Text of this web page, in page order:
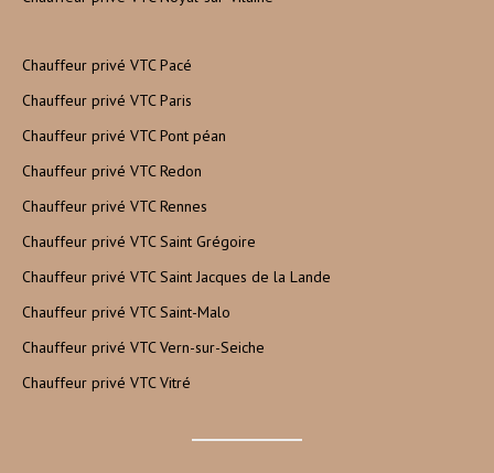
Chauffeur privé VTC Pacé
Chauffeur privé VTC Paris
Chauffeur privé VTC Pont péan
Chauffeur privé VTC Redon
Chauffeur privé VTC Rennes
Chauffeur privé VTC Saint Grégoire
Chauffeur privé VTC Saint Jacques de la Lande
Chauffeur privé VTC Saint-Malo
Chauffeur privé VTC Vern-sur-Seiche
Chauffeur privé VTC Vitré